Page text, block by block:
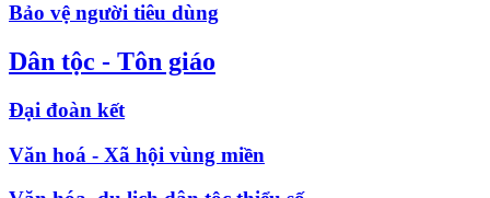
Bảo vệ người tiêu dùng
Dân tộc - Tôn giáo
Đại đoàn kết
Văn hoá - Xã hội vùng miền